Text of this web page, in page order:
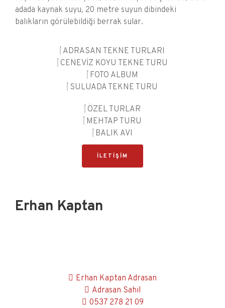
adada kaynak suyu, 20 metre suyun dibindeki
balıkların görülebildiği berrak sular.
ADRASAN TEKNE TURLARI
CENEVİZ KOYU TEKNE TURU
FOTO ALBUM
SULUADA TEKNE TURU
ÖZEL TURLAR
MEHTAP TURU
BALIK AVI
İLETİŞİM
Erhan Kaptan
Erhan Kaptan Adrasan
Adrasan Sahil
0537 278 21 09